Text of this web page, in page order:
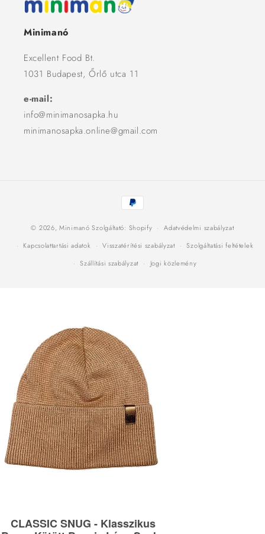
Minimanó
Excellent Food Bt.
1031 Budapest, Őrlő utca 11
e-mail:
info@minimanosapka.hu
minimanosapka.online@gmail.com
Fizetési
módok
© 2026,Minimanó Szolgáltató: Shopify
Adatvédelmi szabályzat
Kapcsolattartási adatok
Visszatérítési szabályzat
Szolgáltatási feltételek
Szállítási szabályzat
Jogi közlemény